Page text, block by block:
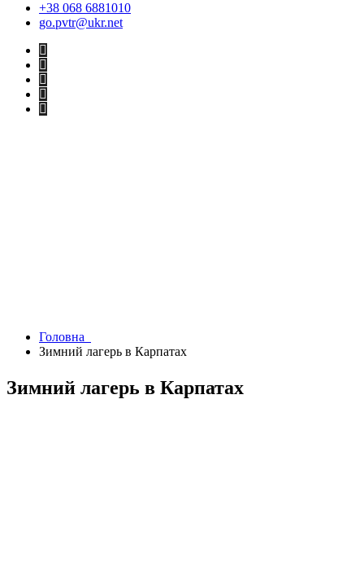
+38 068 6881010
go.pvtr@ukr.net
Головна
Зимний лагерь в Карпатах
Зимний лагерь в Карпатах